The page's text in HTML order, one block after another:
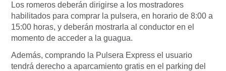
Los romeros deberán dirigirse a los mostradores
habilitados para comprar la pulsera, en horario de 8:00 a
15:00 horas, y deberán mostrarla al conductor en el
momento de acceder a la guagua.
Además, comprando la Pulsera Express el usuario
tendrá derecho a aparcamiento gratis en el parking del